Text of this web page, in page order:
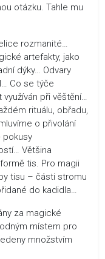
otázku. Tahle mu
rozmanité…
artefakty, jako
dýky… Odvary
Co se týče
při věštění…
rituálu, obřadu,
o přivolání
pokusy
Většina
tis. Pro magii
tisu – části stromu
do kadidla…
za magické
místem pro
množstvím